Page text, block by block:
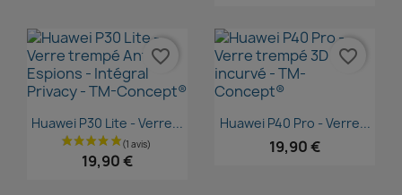
Aperçu rapide
Huawei P30 Lite - Verre...
19,90 €
favorite_border
Aperçu rapide
Huawei P40 Pro - Verre...
19,90 €
favorite_border